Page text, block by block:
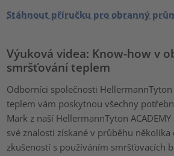
Stáhnout příručku pro obranný
Výuková videa: Know-how v
smršťování teplem
Odborníci společnosti
teplem vám poskytnou všechny
Mark z naší HellermannTyton
své znalosti získané v průběhu
zkušeností s používáním smršťovacích